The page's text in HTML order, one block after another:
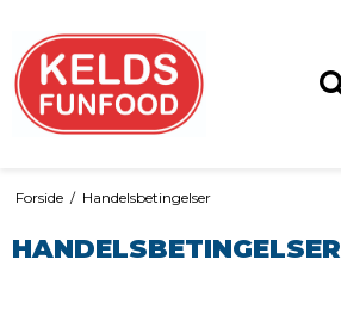
Forside / Handelsbetingelser
HANDELSBETINGELSER